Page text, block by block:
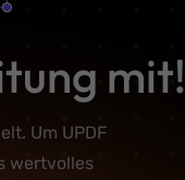
mit!
Um UPDF
wertvolles